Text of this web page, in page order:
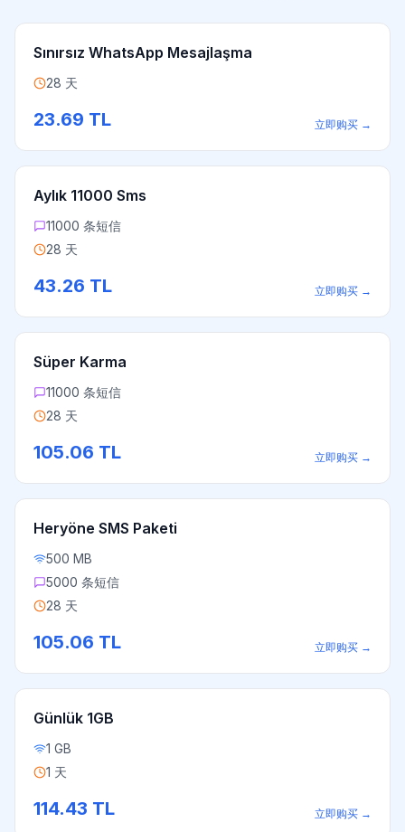
Sınırsız WhatsApp Mesajlaşma
28 天
23.69 TL 立即购买 →
Aylık 11000 Sms
11000 条短信
28 天
43.26 TL 立即购买 →
Süper Karma
11000 条短信
28 天
105.06 TL 立即购买 →
Heryöne SMS Paketi
500 MB
5000 条短信
28 天
105.06 TL 立即购买 →
Günlük 1GB
1 GB
1 天
114.43 TL 立即购买 →